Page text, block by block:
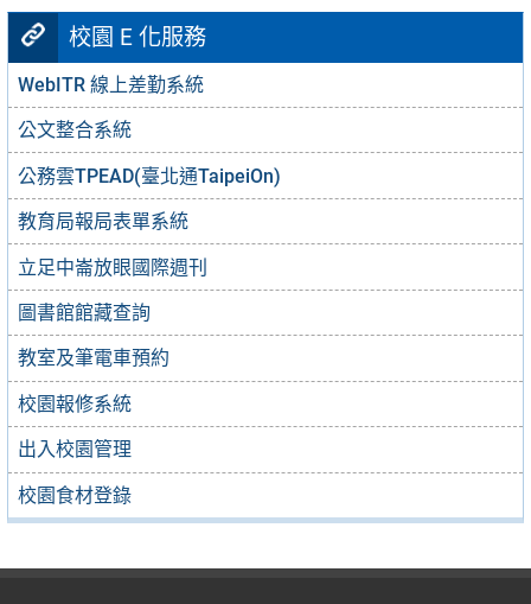
校園 E 化服務
WebITR 線上差勤系統
公文整合系統
公務雲TPEAD(臺北通TaipeiOn)
教育局報局表單系統
立足中崙放眼國際週刊
圖書館館藏查詢
教室及筆電車預約
校園報修系統
出入校園管理
校園食材登錄